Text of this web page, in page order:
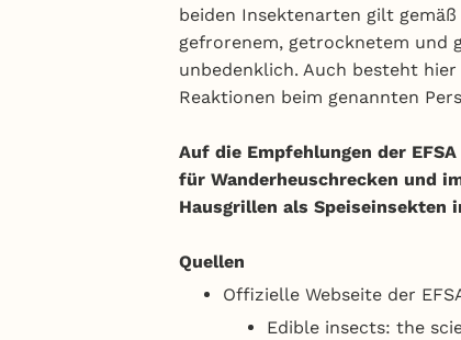
beiden Insektenarten gilt
gefrorenem, getrocknetem und
unbedenklich. Auch besteht
Reaktionen beim genannten
Auf die Empfehlungen der
für Wanderheuschrecken und
Hausgrillen als Speiseinsekten
Quellen
Offizielle Webseite der
Edible insects: the